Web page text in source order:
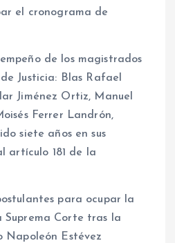
el cronograma de
de los magistrados
Justicia: Blas Rafael
Jiménez Ortiz, Manuel
Ferrer Landrón,
siete años en sus
artículo 181 de la
para ocupar la
Corte tras la
Napoleón Estévez